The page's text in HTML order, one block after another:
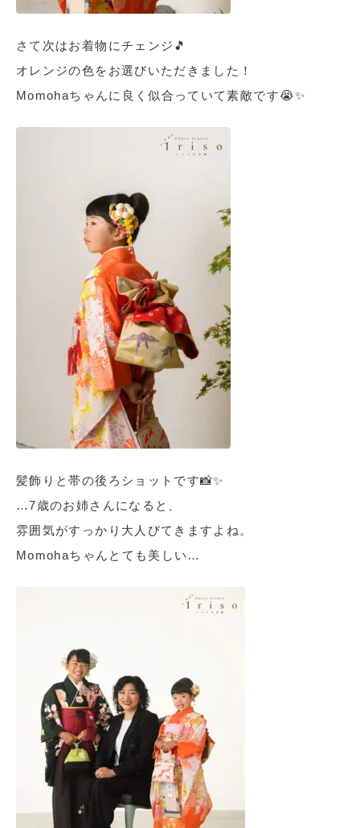
さて次はお着物にチェンジ🎵
オレンジの色をお選びいただきました！
Momohaちゃんに良く似合っていて素敵です😭✨
髪飾りと帯の後ろショットです📸✨
…7歳のお姉さんになると、
雰囲気がすっかり大人びてきますよね。
Momohaちゃんとても美しい…